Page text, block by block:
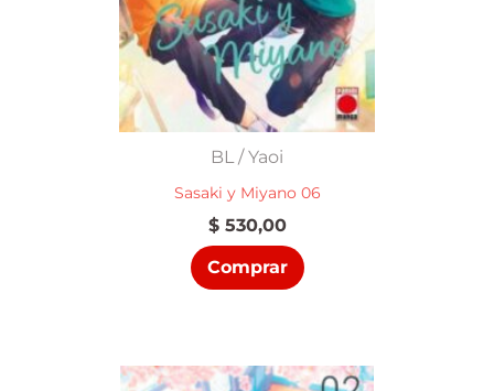
BL / Yaoi
Sasaki y Miyano 06
$530,00
Comprar